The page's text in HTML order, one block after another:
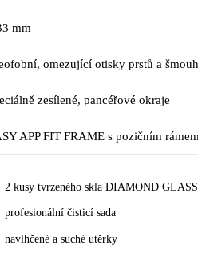
mm
omezující otisky prstů a
zesílené, pancéřové okraje
APP FIT FRAME s pozičním rámem
2 kusy tvrzeného skla DIAMOND
profesionální čisticí sada
navlhčené a suché utěrky